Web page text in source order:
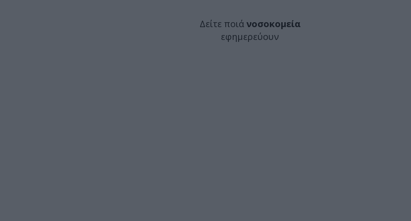
Δείτε ποιά νοσοκομεία
εφημερεύουν